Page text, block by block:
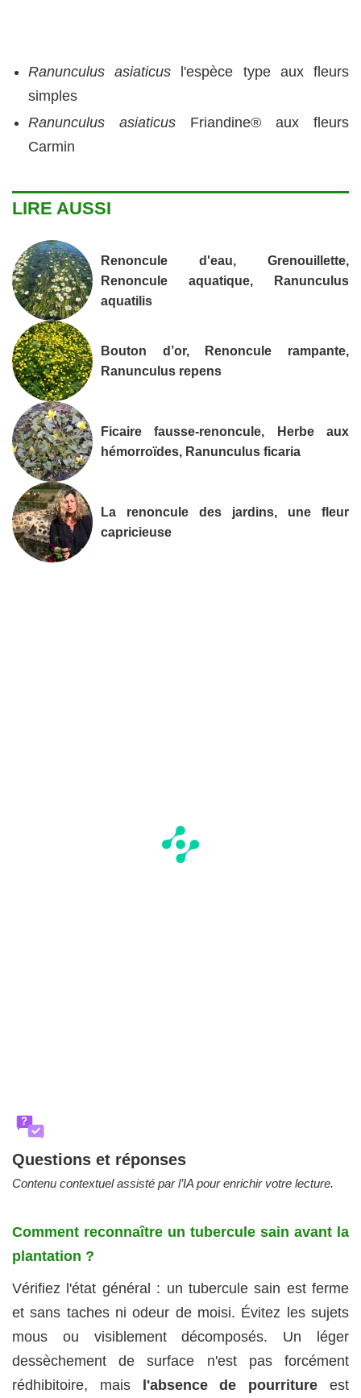
Ranunculus asiaticus l'espèce type aux fleurs
simples
Ranunculus asiaticusFriandine® aux fleurs
Carmin
LIRE AUSSI
Renoncule d'eau, Grenouillette,
Renoncule aquatique, Ranunculus
aquatilis
Bouton d’or, Renoncule rampante,
Ranunculus repens
Ficaire fausse-renoncule, Herbe aux
hémorroïdes, Ranunculus ficaria
La renoncule des jardins, une fleur
capricieuse
?
Questions et réponses
Contenu contextuel assisté par l’IA pour enrichir votre lecture.
Comment reconnaître un tubercule sain avant la
plantation ?
Vérifiez l'état général : un tubercule sain est ferme
et sans taches ni odeur de moisi. Évitez les sujets
mous ou visiblement décomposés. Un léger
dessèchement de surface n'est pas forcément
rédhibitoire, mais
l'absence de pourriture est